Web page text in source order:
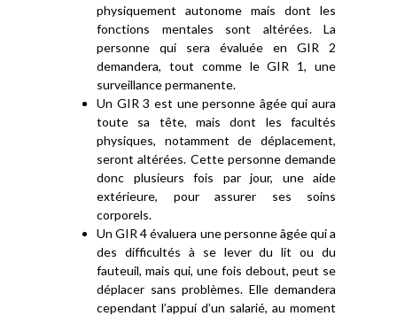
physiquement autonome mais dont les
fonctions mentales sont altérées. La
personne qui sera évaluée en GIR 2
demandera, tout comme le GIR 1, une
surveillance permanente.
Un GIR 3 est une personne âgée qui aura
toute sa tête, mais dont les facultés
physiques, notamment de déplacement,
seront altérées. Cette personne demande
donc plusieurs fois par jour, une aide
extérieure, pour assurer ses soins
corporels.
Un GIR 4 évaluera une personne âgée qui a
des difficultés à se lever du lit ou du
fauteuil, mais qui, une fois debout, peut se
déplacer sans problèmes. Elle demandera
cependant l’appui d’un salarié, au moment